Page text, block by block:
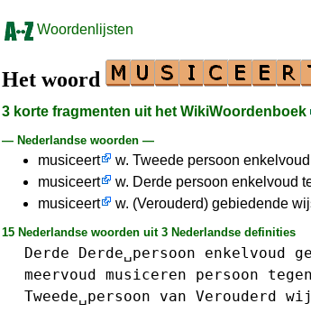
Woordenlijsten
Het woord
3 korte fragmenten uit het WikiWoordenboek
— Nederlandse woorden —
musiceert
w. Tweede persoon
musiceert
w. Derde persoon enkelvoud
musiceert
w. (Verouderd) gebiedende
15 Nederlandse woorden uit 3 Nederlandse definities
Derde Derde␣persoon enkelvoud
meervoud musiceren persoon
Tweede␣persoon
van Verouderd